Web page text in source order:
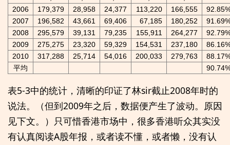
2006
179,379 28,958 24,377 113,220 166,555
2007
196,582 43,661 69,406 67,185 180,252
2008
295,579 39,131 79,235 155,911 264,277
2009
275,275 23,320 59,329 154,531 237,180
2010
317,288 25,714 54,016 200,033 279,763
平均
表5-3中的统计，清晰的印证了林sir截止2008年时的
说法。（但到2009年之后，数据便产生了波动。原因
见下文。）只可惜香港市场中，很多香港听众其实没
有认真阅读A股年报，或者读不懂，或者懒，没有认